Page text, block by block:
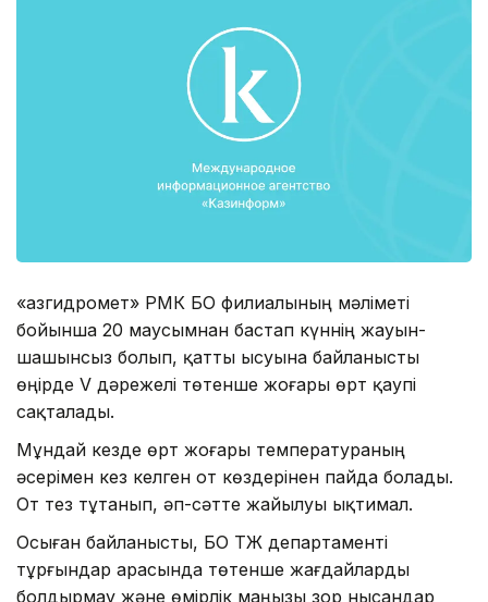
«Қазгидромет» РМК БҚО филиалының мәліметі
бойынша 20 маусымнан бастап күннің жауын-
шашынсыз болып, қатты ысуына байланысты
өңірде V дәрежелі төтенше жоғары өрт қаупі
сақталады.
Мұндай кезде өрт жоғары температураның
әсерімен кез келген от көздерінен пайда болады.
От тез тұтанып, әп-сәтте жайылуы ықтимал.
Осыған байланысты, БҚО ТЖ департаменті
тұрғындар арасында төтенше жағдайларды
болдырмау және өмірлік маңызы зор нысандар